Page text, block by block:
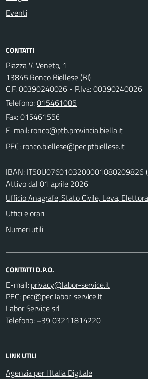
Eventi
CONTATTI
Piazza V. Veneto, 1
13845 Ronco Biellese (BI)
C.F. 00390240026 - P.Iva: 00390240026
Telefono:015461085
Fax: 015461556
E-mail:
PEC:
IBAN: IT50U0760103200001080209826
Attivo dal 01 aprile 2026
Ufficio Anagrafe, Stato Civile, Leva,
Uffici e orari
Numeri utili
CONTATTI D.P.O.
E-mail:
PEC:
Labor Service srl
Telefono: +39 03211814220
LINK UTILI
Agenzia per l'Italia Digitale